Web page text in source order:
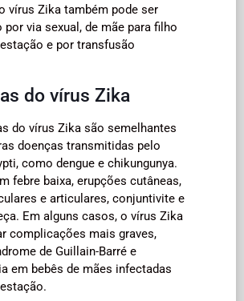
vírus Zika também pode ser
via sexual, de mãe para filho
e por transfusão
do vírus Zika
do vírus Zika são semelhantes
doenças transmitidas pelo
como dengue e chikungunya.
febre baixa, erupções cutâneas,
e articulares, conjuntivite e
Em alguns casos, o vírus Zika
complicações mais graves,
de Guillain-Barré e
em bebês de mães infectadas